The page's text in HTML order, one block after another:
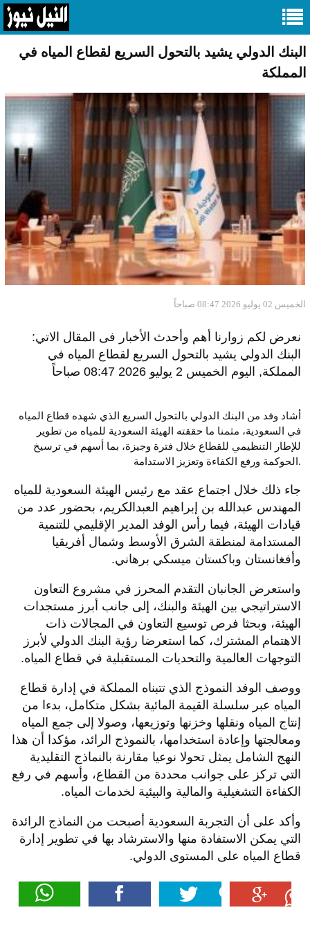
البنك الدولي يشيد بالتحول السريع لقطاع المياه في
المملكة
الخميس 02 يوليو 2026 08:47 صباحاً
نعرض لكم زوارنا أهم وأحدث الأخبار فى المقال الاتي:
البنك الدولي يشيد بالتحول السريع لقطاع المياه في
المملكة, اليوم الخميس 2 يوليو 2026 08:47 صباحاً
أشاد وفد من البنك الدولي بالتحول السريع الذي شهده قطاع المياه
في السعودية، مثمنا ما حققته الهيئة السعودية للمياه من تطوير
للإطار التنظيمي للقطاع خلال فترة وجيزة، بما أسهم في ترسيخ
الحوكمة ورفع الكفاءة وتعزيز الاستدامة.
جاء ذلك خلال اجتماع عقد مع رئيس الهيئة السعودية للمياه
المهندس عبدالله بن إبراهيم العبدالكريم، بحضور عدد من
قيادات الهيئة، فيما رأس الوفد المدير الإقليمي للتنمية
المستدامة لمنطقة الشرق الأوسط وشمال أفريقيا
وأفغانستان وباكستان ميسكي برهاني.
واستعرض الجانبان التقدم المحرز في مشروع التعاون
الاستراتيجي بين الهيئة والبنك، إلى جانب أبرز مستجدات
الهيئة، وبحثا فرص توسيع التعاون في المجالات ذات
الاهتمام المشترك، كما استعرضا رؤية البنك الدولي لأبرز
التوجهات العالمية والتحديات المستقبلية في قطاع المياه.
ووصف الوفد النموذج الذي تتبناه المملكة في إدارة قطاع
المياه عبر سلسلة القيمة المائية بشكل متكامل، بدءا من
إنتاج المياه ونقلها وخزنها وتوزيعها، وصولا إلى جمع المياه
ومعالجتها وإعادة استخدامها، بالنموذج الرائد، مؤكدا أن هذا
النهج الشامل يمثل تحولا نوعيا مقارنة بالنماذج التقليدية
التي تركز على جوانب محددة من القطاع، وأسهم في رفع
الكفاءة التشغيلية والمالية والبيئية لخدمات المياه.
وأكد على أن التجربة السعودية أصبحت من النماذج الرائدة
التي يمكن الاستفادة منها والاسترشاد بها في تطوير إدارة
قطاع المياه على المستوى الدولي.